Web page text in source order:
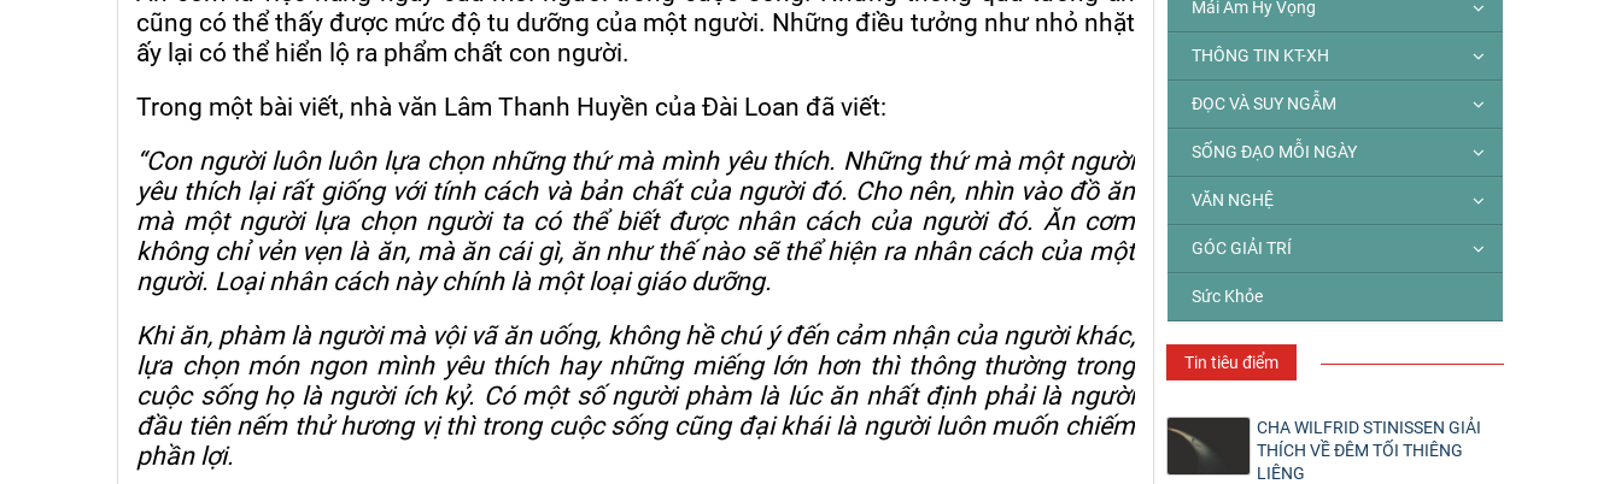
cũng có thể thấy được mức độ tu dưỡng của một người. Những điều tưởng như nhỏ nhặt
ấy lại có thể hiển lộ ra phẩm chất con người.
Trong một bài viết, nhà văn Lâm Thanh Huyền của Đài Loan đã viết:
“Con người luôn luôn lựa chọn những thứ mà mình yêu thích. Những thứ mà một người
yêu thích lại rất giống với tính cách và bản chất của người đó. Cho nên, nhìn vào đồ ăn
mà một người lựa chọn người ta có thể biết được nhân cách của người đó. Ăn cơm
không chỉ vẻn vẹn là ăn, mà ăn cái gì, ăn như thế nào sẽ thể hiện ra nhân cách của một
người. Loại nhân cách này chính là một loại giáo dưỡng.
Khi ăn, phàm là người mà vội vã ăn uống, không hề chú ý đến cảm nhận của người khác,
lựa chọn món ngon mình yêu thích hay những miếng lớn hơn thì thông thường trong
cuộc sống họ là người ích kỷ. Có một số người phàm là lúc ăn nhất định phải là người
đầu tiên nếm thử hương vị thì trong cuộc sống cũng đại khái là người luôn muốn chiếm
phần lợi.
Mái Ấm Hy Vọng
THÔNG TIN KT-XH
ĐỌC VÀ SUY NGẪM
SỐNG ĐẠO MỖI NGÀY
VĂN NGHỆ
GÓC GIẢI TRÍ
Sức Khỏe
Tin tiêu điểm
CHA WILFRID STINISSEN GIẢI
THÍCH VỀ ĐÊM TỐI THIÊNG
LIÊNG